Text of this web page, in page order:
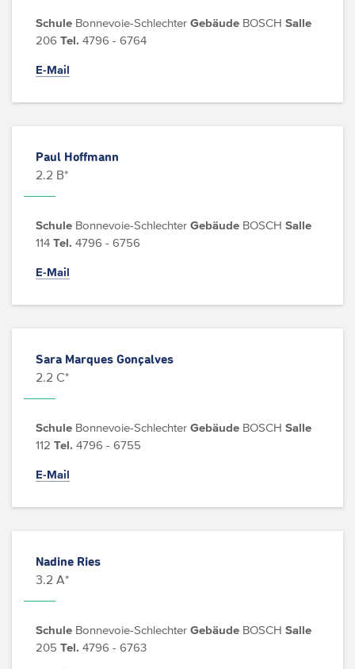
Schule Bonnevoie-Schlechter Gebäude BOSCH Salle
206 Tel. 4796 - 6764
E-Mail
Paul Hoffmann
2.2 B*
Schule Bonnevoie-Schlechter Gebäude BOSCH Salle
114 Tel. 4796 - 6756
E-Mail
Sara Marques Gonçalves
2.2 C*
Schule Bonnevoie-Schlechter Gebäude BOSCH Salle
112 Tel. 4796 - 6755
E-Mail
Nadine Ries
3.2 A*
Schule Bonnevoie-Schlechter Gebäude BOSCH Salle
205 Tel. 4796 - 6763